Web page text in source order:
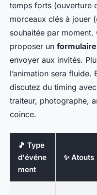
temps forts (ouverture
morceaux clés à jouer
souhaitée par moment.
proposer un
envoyer aux invités.
l’animation sera
discutez du timing
traiteur, photographe,
coince.
🎵 Type
d'événe
ment
✨ Atouts